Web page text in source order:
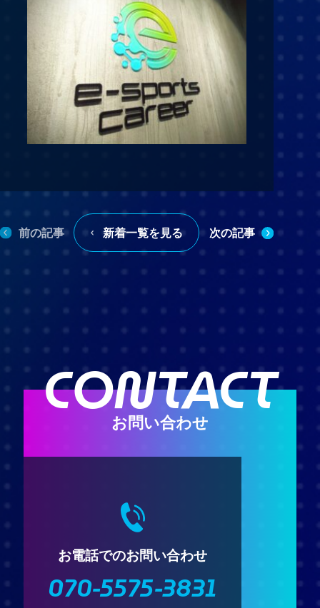
前の記事 新着一覧を見る 次の記事
CONTACT
お問い合わせ
お電話でのお問い合わせ
070-5575-3831